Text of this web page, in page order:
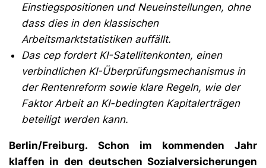
Einstiegspositionen und Neueinstellungen, ohne
dass dies in den klassischen
Arbeitsmarktstatistiken auffällt.
Das cep fordert KI-Satellitenkonten, einen
verbindlichen KI-Überprüfungsmechanismus in
der Rentenreform sowie klare Regeln, wie der
Faktor Arbeit an KI-bedingten Kapitalerträgen
beteiligt werden kann.
Berlin/Freiburg. Schon im kommenden Jahr
klaffen in den deutschen Sozialversicherungen